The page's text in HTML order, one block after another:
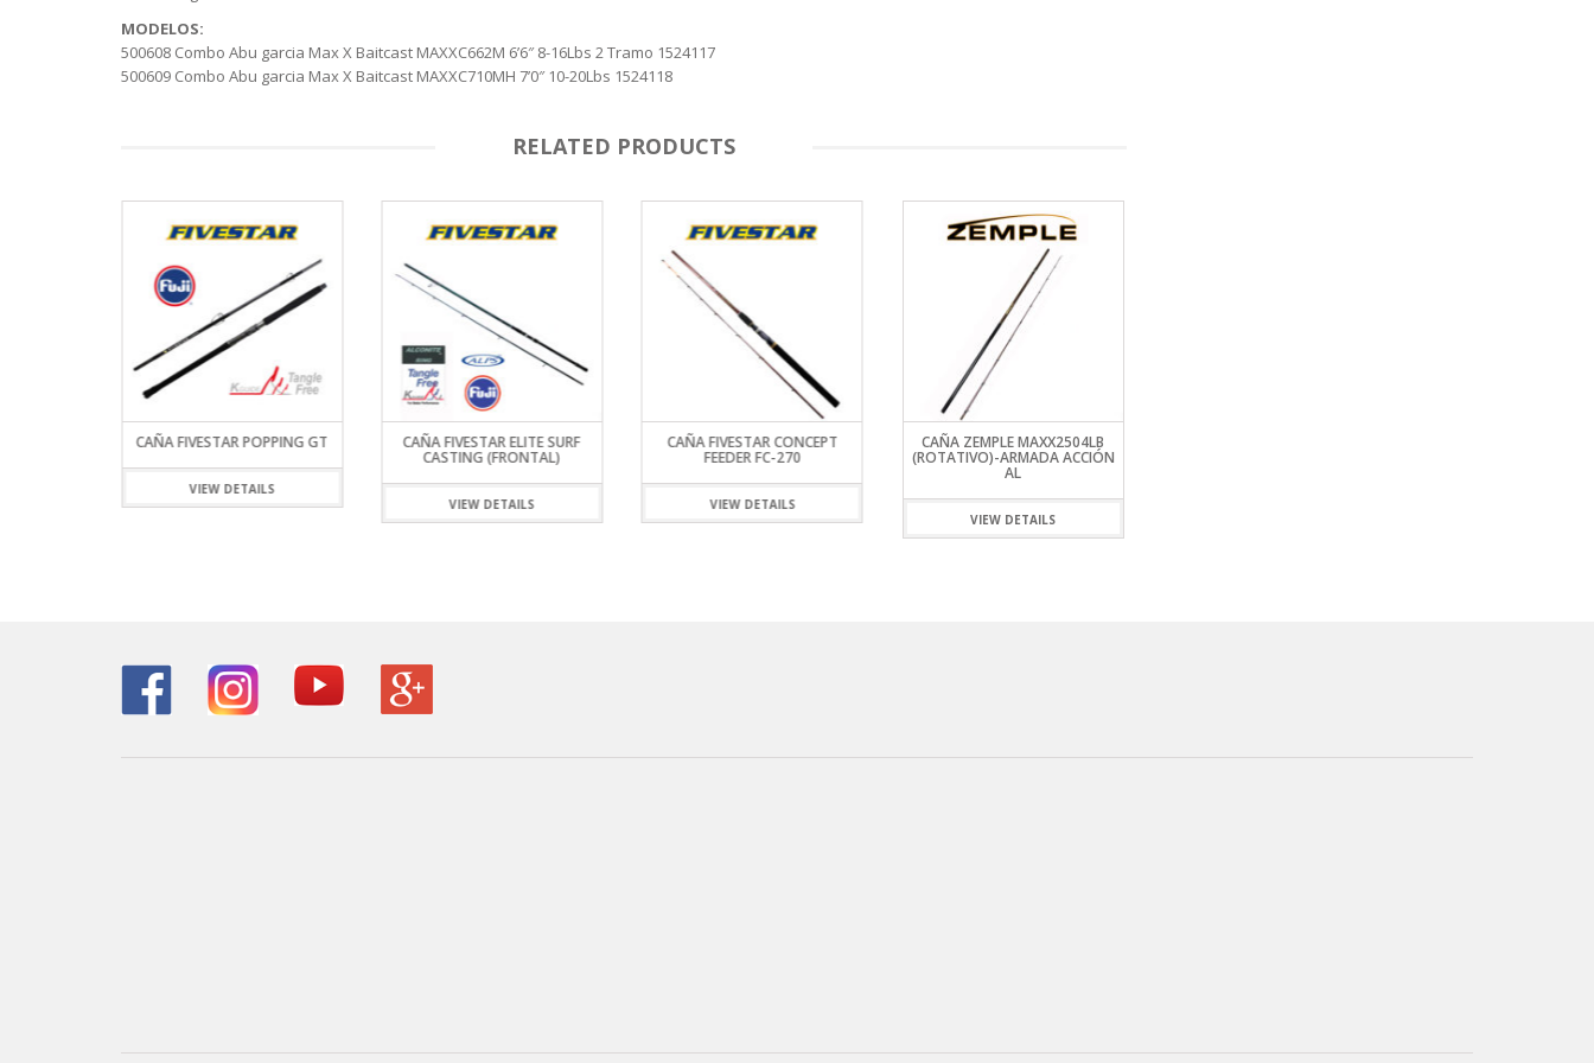
MODELOS:
500608 Combo Abu garcia Max X Baitcast MAXXC662M 6’6″ 8-16Lbs 2 Tramo 1524117
500609 Combo Abu garcia Max X Baitcast MAXXC710MH 7’0″ 10-20Lbs 1524118
RELATED PRODUCTS
CAÑA FIVESTAR POPPING GT
VIEW DETAILS
CAÑA FIVESTAR ELITE SURF
CASTING (FRONTAL)
VIEW DETAILS
CAÑA FIVESTAR CONCEPT
FEEDER FC-270
VIEW DETAILS
CAÑA ZEMPLE MAXX2504LB
(ROTATIVO)-ARMADA ACCIÓN
AL
VIEW DETAILS